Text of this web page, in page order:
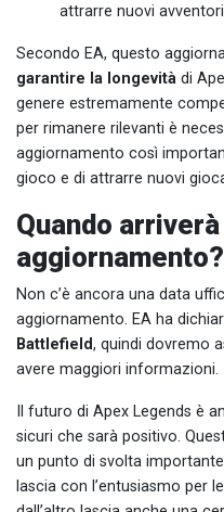
attrarre nuovi
Secondo EA, questo
garantire la longevità di
genere estremamente
per rimanere rilevanti è
aggiornamento così
gioco e di attrarre nuovi
Quando
aggiornamento?
Non c’è ancora una data
aggiornamento. EA ha
Battlefield, quindi dovremo
avere maggiori informazioni.
Il futuro di Apex Legends è
sicuri che sarà positivo.
un punto di svolta
lascia con l’entusiasmo per